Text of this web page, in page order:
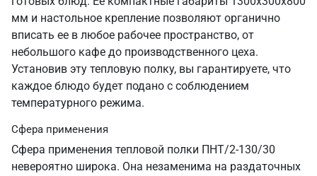
мм и настольное крепление позволяют органично
вписать ее в любое рабочее пространство, от
небольшого кафе до производственного цеха.
Установив эту тепловую полку, вы гарантируете, что
каждое блюдо будет подано с соблюдением
температурного режима.
Сфера применения
Сфера применения тепловой полки ПНТ/2-130/30
невероятно широка. Она незаменима на раздаточных